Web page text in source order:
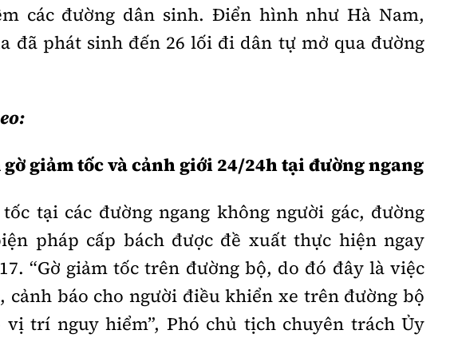
các đường dân sinh. Điển hình như Hà Nam,
đã phát sinh đến 26 lối đi dân tự mở qua đường
giảm tốc và cảnh giới 24/24h tại đường ngang
tại các đường ngang không người gác, đường
pháp cấp bách được đề xuất thực hiện ngay
“Gờ giảm tốc trên đường bộ, do đó đây là việc
cảnh báo cho người điều khiển xe trên đường bộ
trí nguy hiểm”, Phó chủ tịch chuyên trách Ủy